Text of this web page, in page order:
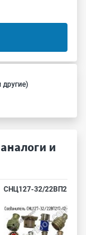
и
СНЦ127-32/22ВП217-